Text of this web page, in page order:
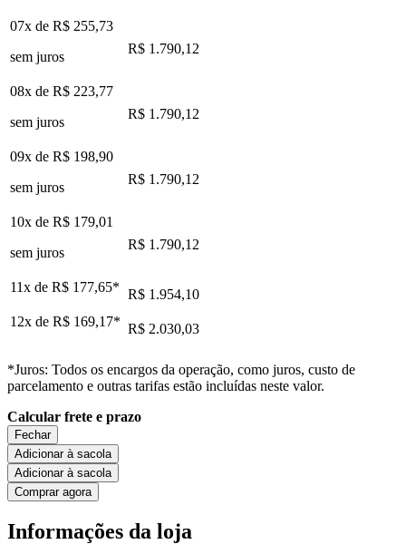
07x de R$ 255,73
sem juros
R$ 1.790,12
08x de R$ 223,77
sem juros
R$ 1.790,12
09x de R$ 198,90
sem juros
R$ 1.790,12
10x de R$ 179,01
sem juros
R$ 1.790,12
11x de R$ 177,65* R$ 1.954,10
12x de R$ 169,17* R$ 2.030,03
*Juros: Todos os encargos da operação, como juros, custo de
parcelamento e outras tarifas estão incluídas neste valor.
Calcular frete e prazo
Fechar
Adicionar à sacola
Adicionar à sacola
Comprar agora
Informações da loja